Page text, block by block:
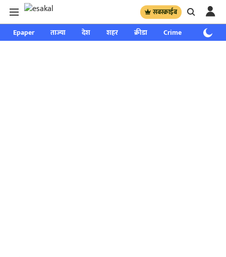
सबस्क्राईब
Epaper ताज्या देश शहर क्रीडा Crime साप्ताहिक